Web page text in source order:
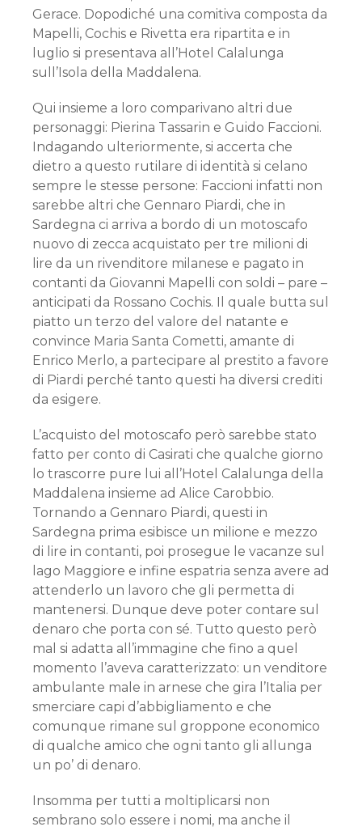
Gerace. Dopodiché una comitiva composta da
Mapelli, Cochis e Rivetta era ripartita e in
luglio si presentava all’Hotel Calalunga
sull’Isola della Maddalena.
Qui insieme a loro comparivano altri due
personaggi: Pierina Tassarin e Guido Faccioni.
Indagando ulteriormente, si accerta che
dietro a questo rutilare di identità si celano
sempre le stesse persone: Faccioni infatti non
sarebbe altri che Gennaro Piardi, che in
Sardegna ci arriva a bordo di un motoscafo
nuovo di zecca acquistato per tre milioni di
lire da un rivenditore milanese e pagato in
contanti da Giovanni Mapelli con soldi – pare –
anticipati da Rossano Cochis. Il quale butta sul
piatto un terzo del valore del natante e
convince Maria Santa Cometti, amante di
Enrico Merlo, a partecipare al prestito a favore
di Piardi perché tanto questi ha diversi crediti
da esigere.
L’acquisto del motoscafo però sarebbe stato
fatto per conto di Casirati che qualche giorno
lo trascorre pure lui all’Hotel Calalunga della
Maddalena insieme ad Alice Carobbio.
Tornando a Gennaro Piardi, questi in
Sardegna prima esibisce un milione e mezzo
di lire in contanti, poi prosegue le vacanze sul
lago Maggiore e infine espatria senza avere ad
attenderlo un lavoro che gli permetta di
mantenersi. Dunque deve poter contare sul
denaro che porta con sé. Tutto questo però
mal si adatta all’immagine che fino a quel
momento l’aveva caratterizzato: un venditore
ambulante male in arnese che gira l’Italia per
smerciare capi d’abbigliamento e che
comunque rimane sul groppone economico
di qualche amico che ogni tanto gli allunga
un po’ di denaro.
Insomma per tutti a moltiplicarsi non
sembrano solo essere i nomi, ma anche il